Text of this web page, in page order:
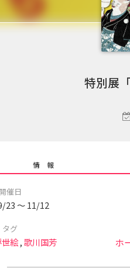
特別展
情 報
開催日
23 〜 11/12
タグ
世絵,歌川国芳 ホ